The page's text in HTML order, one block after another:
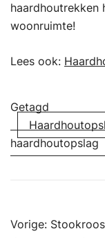
haardhoutrekken
woonruimte!
Lees ook:
Getagd
haardhoutopslag
Bericht
Vorige: